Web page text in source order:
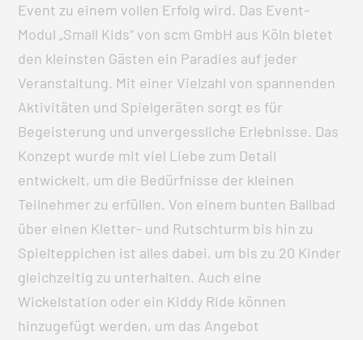
Event zu einem vollen Erfolg wird. Das Event-
Modul „Small Kids“ von scm GmbH aus Köln bietet
den kleinsten Gästen ein Paradies auf jeder
Veranstaltung. Mit einer Vielzahl von spannenden
Aktivitäten und Spielgeräten sorgt es für
Begeisterung und unvergessliche Erlebnisse. Das
Konzept wurde mit viel Liebe zum Detail
entwickelt, um die Bedürfnisse der kleinen
Teilnehmer zu erfüllen. Von einem bunten Ballbad
über einen Kletter- und Rutschturm bis hin zu
Spielteppichen ist alles dabei, um bis zu 20 Kinder
gleichzeitig zu unterhalten. Auch eine
Wickelstation oder ein Kiddy Ride können
hinzugefügt werden, um das Angebot